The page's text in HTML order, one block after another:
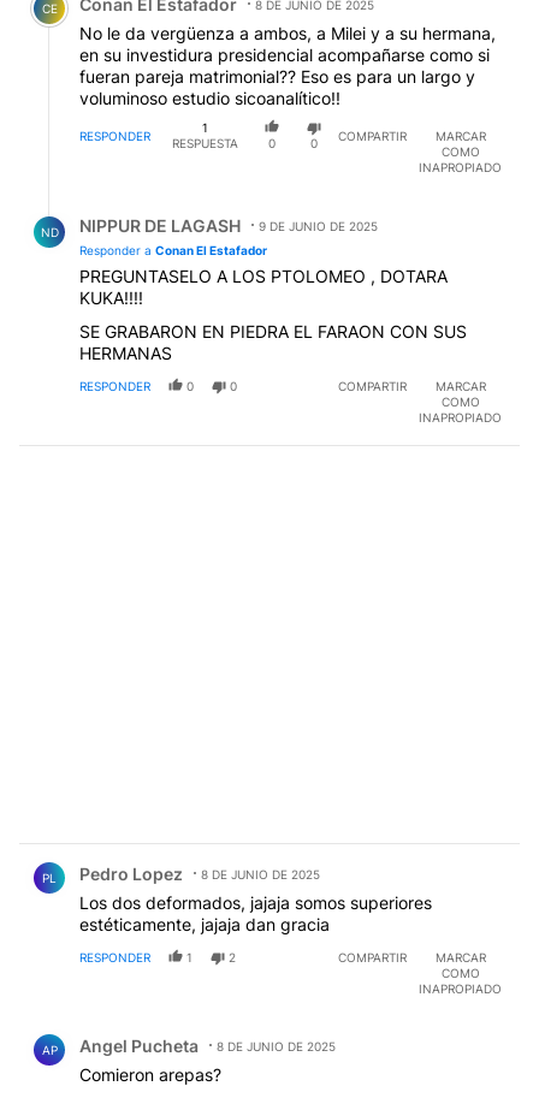
CE Conan El Estafador 8 DE JUNIO DE 2025
No le da vergüenza a ambos, a Milei y a su hermana,
en su investidura presidencial acompañarse como si
fueran pareja matrimonial?? Eso es para un largo y
voluminoso estudio sicoanalítico!!
RESPONDER
1
RESPUESTA
0 0
COMPARTIR
MARCAR
COMO
INAPROPIADO
ND NIPPUR DE LAGASH
9 DE JUNIO DE 2025
Responder a Conan El Estafador
PREGUNTASELO A LOS PTOLOMEO , DOTARA
KUKA!!!!
SE GRABARON EN PIEDRA EL FARAON CON SUS
HERMANAS
RESPONDER 0 0 COMPARTIR
MARCAR
COMO
INAPROPIADO
PL Pedro Lopez 8 DE JUNIO DE 2025
Los dos deformados, jajaja somos superiores
estéticamente, jajaja dan gracia
RESPONDER 1 2 COMPARTIR
MARCAR
COMO
INAPROPIADO
AP Angel Pucheta 8 DE JUNIO DE 2025
Comieron arepas?